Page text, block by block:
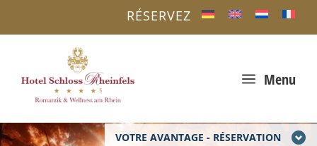
VOTRE AVANTAGE - RÉSERVATION
a Menu
RÉSERVEZ